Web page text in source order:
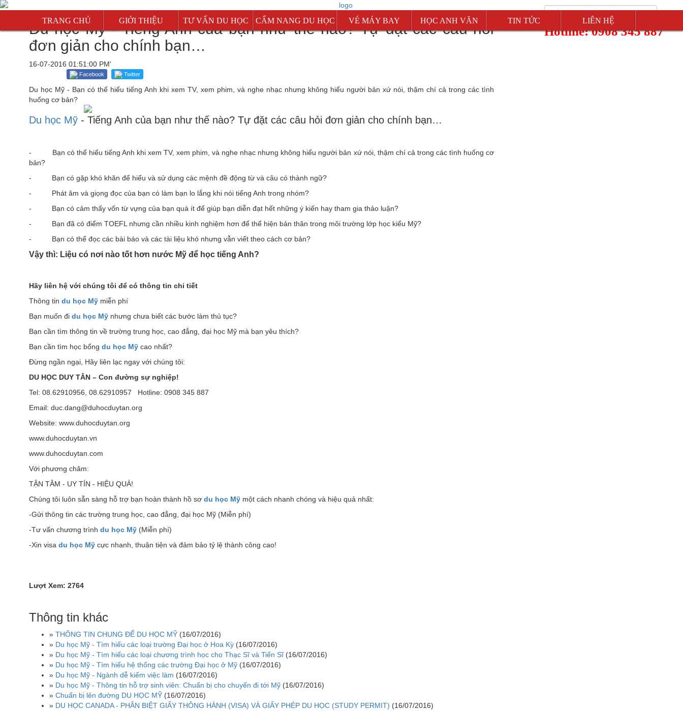
Hotline: 0908 345 887
TRANG CHỦ GIỚI THIỆU
TƯ VẤN DU HỌC
New Zealand
Malaysia
CẨM NANG DU HỌC
New Zealand
Malaysia
VÉ MÁY BAY HỌC ANH VĂN TIN TỨC LIÊN HỆ
Du học Mỹ - Tiếng Anh của bạn như thế nào? Tự đặt các câu hỏi
đơn giản cho chính bạn…
16-07-2016 01:51:00 PM'
Facebook Twitter
Du học Mỹ - Bạn có thể hiểu tiếng Anh khi xem TV, xem phim, và nghe nhạc nhưng không hiểu người bản xứ nói, thậm chí cả trong các tình
huống cơ bản?
Du học Mỹ - Tiếng Anh của bạn như thế nào? Tự đặt các câu hỏi đơn giản cho chính bạn…
- Bạn có thể hiểu tiếng Anh khi xem TV, xem phim, và nghe nhạc nhưng không hiểu người bản xứ nói, thậm chí cả trong các tình huống cơ
bản?
- Bạn có gặp khó khăn để hiểu và sử dụng các mệnh đề động từ và câu có thành ngữ?
- Phát âm và giọng đọc của bạn có làm bạn lo lắng khi nói tiếng Anh trong nhóm?
- Bạn có cảm thấy vốn từ vựng của bạn quá ít để giúp bạn diễn đạt hết những ý kiến hay tham gia thảo luận?
- Bạn đã có điểm TOEFL nhưng cần nhiều kinh nghiệm hơn để thể hiện bản thân trong môi trường lớp học kiểu Mỹ?
- Bạn có thể đọc các bài báo và các tài liệu khó nhưng vẫn viết theo cách cơ bản?
Vậy thì: Liệu có nơi nào tốt hơn nước Mỹ để học tiếng Anh?
Hãy liên hệ với chúng tôi để có thông tin chi tiết
Thông tin du học Mỹ miễn phí
Bạn muốn đi du học Mỹ nhưng chưa biết các bước làm thủ tục?
Bạn cần tìm thông tin về trường trung học, cao đẳng, đại học Mỹ mà bạn yêu thích?
Bạn cần tìm học bổng du học Mỹ cao nhất?
Đừng ngần ngại, Hãy liên lạc ngay với chúng tôi:
DU HỌC DUY TÂN – Con đường sự nghiệp!
Tel: 08.62910956, 08.62910957 Hotline: 0908 345 887
Email: duc.dang@duhocduytan.org
Website: www.duhocduytan.org
www.duhocduytan.vn
www.duhocduytan.com
Với phương châm:
TẬN TÂM - UY TÍN - HIỆU QUẢ!
Chúng tôi luôn sẵn sàng hỗ trợ bạn hoàn thành hồ sơ du học Mỹ một cách nhanh chóng và hiệu quả nhất:
-Gửi thông tin các trường trung học, cao đẳng, đại học Mỹ (Miễn phí)
-Tư vấn chương trình du học Mỹ (Miễn phí)
-Xin visa du học Mỹ cực nhanh, thuận tiện và đảm bảo tỷ lệ thành công cao!
Lượt Xem: 2764
Thông tin khác
» THÔNG TIN CHUNG ĐỂ DU HỌC MỸ (16/07/2016)
» Du học Mỹ - Tìm hiểu các loại trường Đại học ở Hoa Kỳ (16/07/2016)
» Du học Mỹ - Tìm hiểu các loại chương trình học cho Thạc Sĩ và Tiến Sĩ (16/07/2016)
» Du học Mỹ - Tìm hiểu hệ thống các trường Đại học ở Mỹ (16/07/2016)
» Du học Mỹ - Ngành dễ kiếm việc làm (16/07/2016)
» Du học Mỹ - Thông tin hỗ trợ sinh viên: Chuẩn bị cho chuyến đi tới Mỹ (16/07/2016)
» Chuẩn bị lên đường DU HỌC MỸ (16/07/2016)
» DU HỌC CANADA - PHÂN BIỆT GIẤY THÔNG HÀNH (VISA) VÀ GIẤY PHÉP DU HỌC (STUDY PERMIT) (16/07/2016)